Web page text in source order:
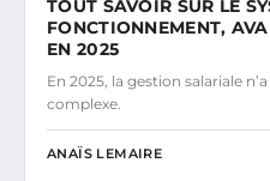
TOUT SAVOIR SUR LE
FONCTIONNEMENT,
EN 2025
En 2025, la gestion salariale
complexe.
ANAÏS LEMAIRE